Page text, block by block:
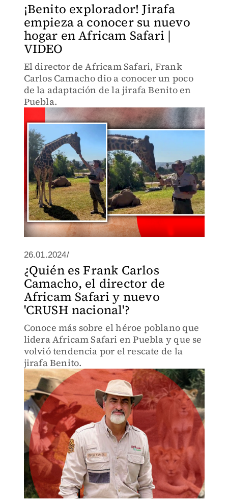
¡Benito explorador! Jirafa
empieza a conocer su nuevo
hogar en Africam Safari |
VIDEO
El director de Africam Safari, Frank
Carlos Camacho dio a conocer un poco
de la adaptación de la jirafa Benito en
Puebla.
26.01.2024/
¿Quién es Frank Carlos
Camacho, el director de
Africam Safari y nuevo
'CRUSH nacional'?
Conoce más sobre el héroe poblano que
lidera Africam Safari en Puebla y que se
volvió tendencia por el rescate de la
jirafa Benito.